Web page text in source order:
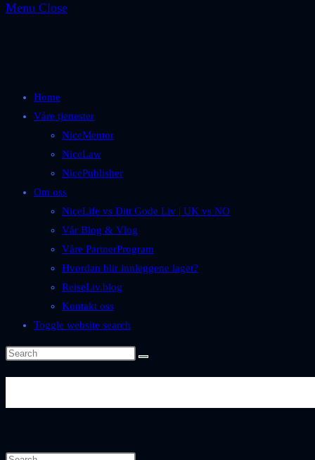
Menu Close
Home
Våre tjenester
NiceMentor
NiceLaw
NicePublisher
Om oss
NiceLife vs Ditt Gode Liv | UK vs NO
Vår Blog & Vlog
Våre PartnerProgram
Hvordan blir innleggene laget?
ReiseLiv.blog
Kontakt oss
Toggle website search